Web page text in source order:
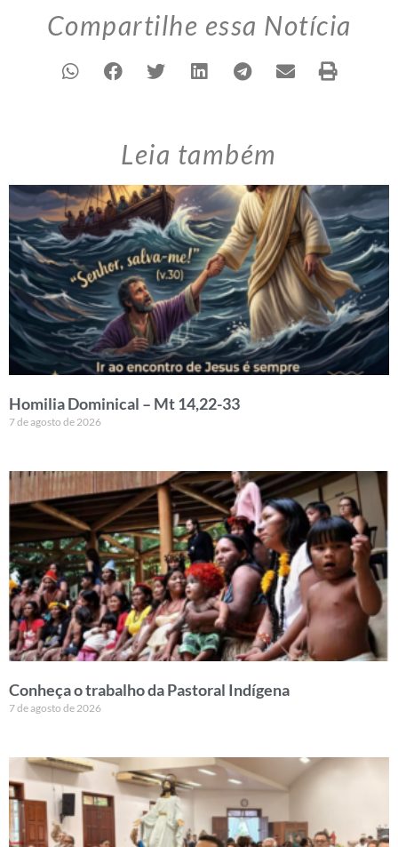
Compartilhe essa Notícia
Leia também
Homilia Dominical – Mt 14,22-33
7 de agosto de 2026
Conheça o trabalho da Pastoral Indígena
7 de agosto de 2026